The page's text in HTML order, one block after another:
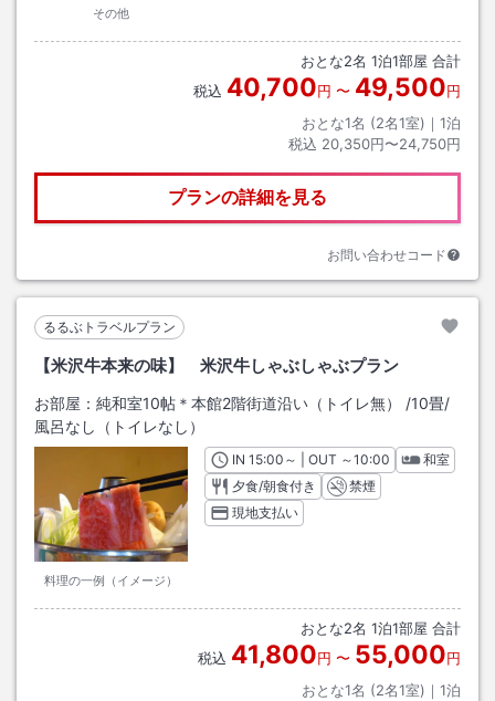
その他
おとな2名 1泊1部屋 合計
税込 40,700円 〜 49,500円
おとな1名 (2名1室)｜ 1泊
税込 20,350円〜24,750円
プランの詳細を見る
お問い合わせコード
るるぶトラベルプラン
【米沢牛本来の味】 米沢牛しゃぶしゃぶプラン
お部屋： 純和室10帖＊本館2階街道沿い（トイレ無） /10畳/
風呂なし（トイレなし）
料理の一例（イメージ）
INチェックイン
15:00 ～ | OUT チェックアウト
～10:00
和室
夕食/朝食付き
禁煙
現地支払い
おとな2名 1泊1部屋 合計
税込 41,800円 〜 55,000円
おとな1名 (2名1室)｜ 1泊